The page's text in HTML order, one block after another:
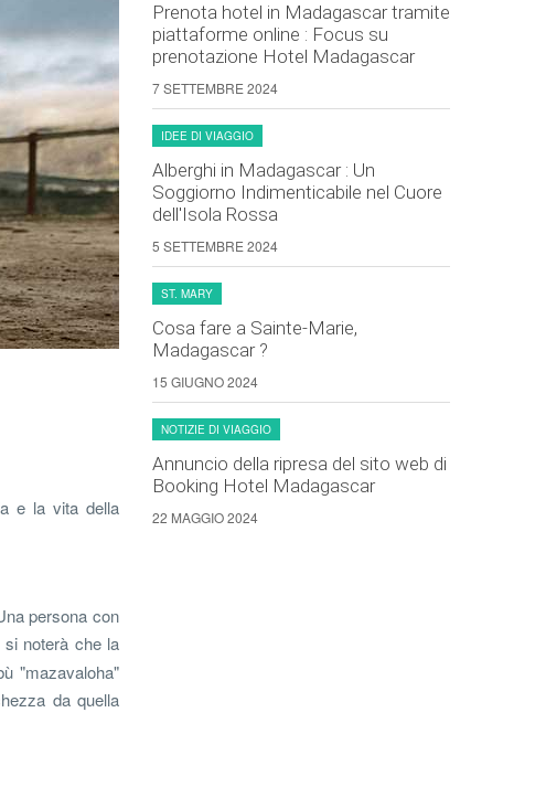
e la vita della
persona con
si noterà che la
"mazavaloha"
da quella
Prenota hotel in Madagascar tramite
piattaforme online : Focus su
prenotazione Hotel Madagascar
7 SETTEMBRE 2024
IDEE DI VIAGGIO
Alberghi in Madagascar : Un
Soggiorno Indimenticabile nel Cuore
dell'Isola Rossa
5 SETTEMBRE 2024
ST. MARY
Cosa fare a Sainte-Marie,
Madagascar ?
15 GIUGNO 2024
NOTIZIE DI VIAGGIO
Annuncio della ripresa del sito web di
Booking Hotel Madagascar
22 MAGGIO 2024